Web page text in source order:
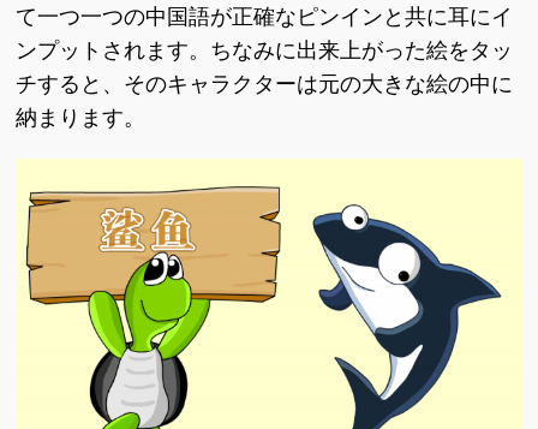
て一つ一つの中国語が正確なピンインと共に耳にイ
ンプットされます。ちなみに出来上がった絵をタッ
チすると、そのキャラクターは元の大きな絵の中に
納まります。